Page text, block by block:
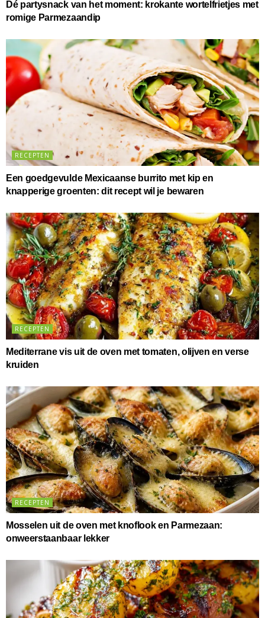
Dé partysnack van het moment: krokante wortelfrietjes met
romige Parmezaandip
RECEPTEN
Een goedgevulde Mexicaanse burrito met kip en
knapperige groenten: dit recept wil je bewaren
RECEPTEN
Mediterrane vis uit de oven met tomaten, olijven en verse
kruiden
RECEPTEN
Mosselen uit de oven met knoflook en Parmezaan:
onweerstaanbaar lekker